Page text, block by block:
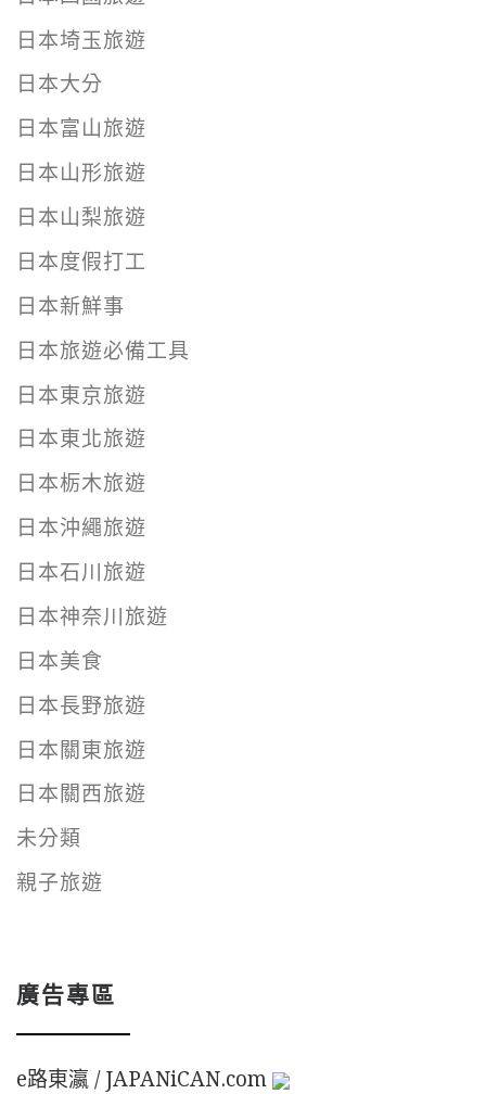
日本埼玉旅遊
日本大分
日本富山旅遊
日本山形旅遊
日本山梨旅遊
日本度假打工
日本新鮮事
日本旅遊必備工具
日本東京旅遊
日本東北旅遊
日本栃木旅遊
日本沖繩旅遊
日本石川旅遊
日本神奈川旅遊
日本美食
日本長野旅遊
日本關東旅遊
日本關西旅遊
未分類
親子旅遊
廣告專區
e路東瀛 / JAPANiCAN.com